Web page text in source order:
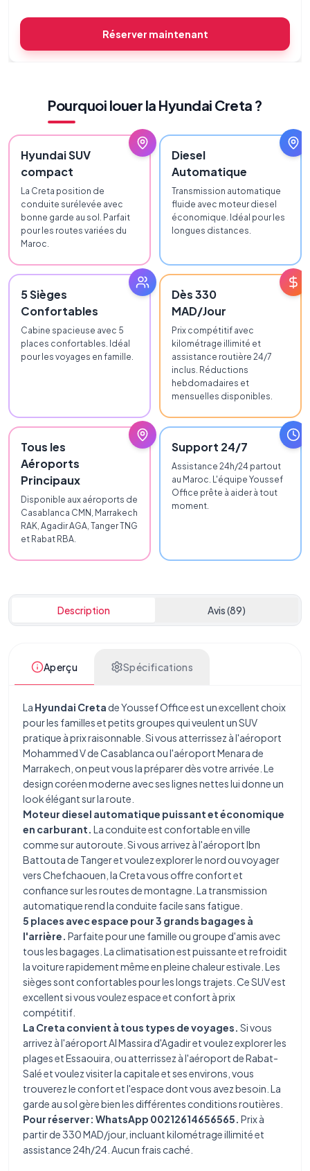
Réserver maintenant
Pourquoi louer la Hyundai Creta ?
Hyundai SUV
compact
La Creta position de
conduite surélevée avec
bonne garde au sol. Parfait
pour les routes variées du
Maroc.
Diesel
Automatique
Transmission automatique
fluide avec moteur diesel
économique. Idéal pour les
longues distances.
5 Sièges
Confortables
Cabine spacieuse avec 5
places confortables. Idéal
pour les voyages en famille.
Dès 330
MAD/Jour
Prix compétitif avec
kilométrage illimité et
assistance routière 24/7
inclus. Réductions
hebdomadaires et
mensuelles disponibles.
Tous les
Aéroports
Principaux
Disponible aux aéroports de
Casablanca CMN, Marrakech
RAK, Agadir AGA, Tanger TNG
et Rabat RBA.
Support 24/7
Assistance 24h/24 partout
au Maroc. L'équipe Youssef
Office prête à aider à tout
moment.
Description Avis (89)
Aperçu Spécifications
La Hyundai Creta de Youssef Office est un excellent choix
pour les familles et petits groupes qui veulent un SUV
pratique à prix raisonnable. Si vous atterrissez àl'aéroport
Mohammed V de Casablanca oul'aéroport Menara de
Marrakech , on peut vous la préparer dès votre arrivée. Le
design coréen moderne avec ses lignes nettes lui donne un
look élégant sur la route.
Moteur diesel automatique puissant et économique
en carburant. La conduite est confortable en ville
comme sur autoroute. Si vous arrivez àl'aéroport Ibn
Battouta de Tangeret voulez explorer le nord ou voyager
vers Chefchaouen, la Creta vous offre confort et
confiance sur les routes de montagne. La transmission
automatique rend la conduite facile sans fatigue.
5 places avec espace pour 3 grands bagages à
l'arrière. Parfaite pour une famille ou groupe d'amis avec
tous les bagages. La climatisation est puissante et refroidit
la voiture rapidement même en pleine chaleur estivale. Les
sièges sont confortables pour les longs trajets. CeSUVest
excellent si vous voulez espace et confort à prix
compétitif.
La Creta convient à tous types de voyages. Si vous
arrivez àl'aéroport Al Massira d'Agadiret voulez explorer les
plages et Essaouira, ou atterrissez àl'aéroport de Rabat-
Saléet voulez visiter la capitale et ses environs, vous
trouverez le confort et l'espace dont vous avez besoin. La
garde au sol gère bien les différentes conditions routières.
Pour réserver: WhatsApp 00212614656565. Prix à
partir de 330 MAD/jour, incluant kilométrage illimité et
assistance 24h/24. Aucun frais caché.